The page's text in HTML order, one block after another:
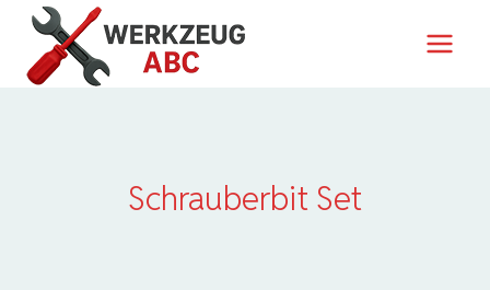
Zum
Inhalt
springen
Schrauberbit Set